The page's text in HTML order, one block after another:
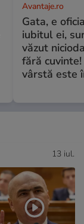
Avantaje.ro
Gata, e
iubitul ei,
văzut
fără
vârstă este
13 iul.